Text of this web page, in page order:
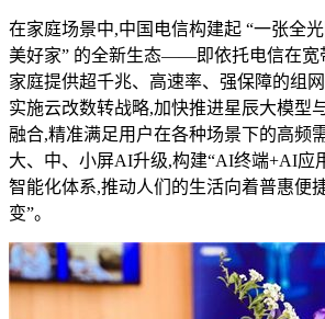
在家庭场景中,中国电信构建起 “一张全
美好家” 的全新生态——即依托电信在宽
家庭提供超千兆、高速率、强保障的组
实施云改数转战略,加快推进星辰大模型
融合,精准满足用户在各种场景下的高频
大、中、小屏AI升级,构建“AI终端+AI应
智能化体系,推动人们的生活向着普惠便
变”。